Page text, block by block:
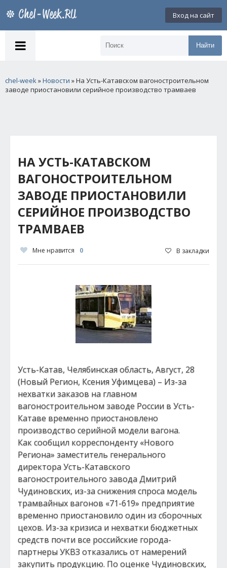
Вход на сайт
Найти
chel-week»Новости » На Усть-Катавском вагоностроительном
заводе приостановили серийное производство трамваев
НА УСТЬ-КАТАВСКОМ
ВАГОНОСТРОИТЕЛЬНОМ
ЗАВОДЕ ПРИОСТАНОВИЛИ
СЕРИЙНОЕ ПРОИЗВОДСТВО
ТРАМВАЕВ
Мне нравится 0 В закладки
Усть-Катав, Челябинская область, Август, 28
(Новый Регион, Ксения Уфимцева) – Из-за
нехватки заказов на главном
вагоностроительном заводе России в Усть-
Катаве временно приостановлено
производство серийной модели вагона.
Как сообщил корреспонденту «Нового
Региона» заместитель генерального
директора Усть-Катавского
вагоностроительного завода Дмитрий
Чудиновских, из-за снижения спроса модель
трамвайных вагонов «71-619» предприятие
временно приостановило один из сборочных
цехов. Из-за кризиса и нехватки бюджетных
средств почти все российские города-
партнеры УКВЗ отказались от намерений
закупить продукцию. По оценке Чудиновских,